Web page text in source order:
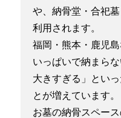
や、納骨堂・合祀
利用されます。
福岡・熊本・鹿児
いっぱいで納まら
大きすぎる」とい
とが増えています。
お墓の納骨スペー